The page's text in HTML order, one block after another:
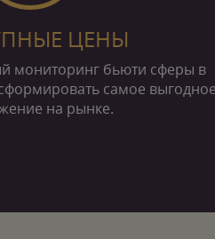
ЦЕНЫ
мониторинг бьюти сферы в
самое
на рынке.